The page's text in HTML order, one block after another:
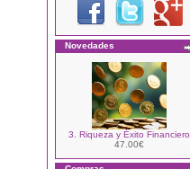
Novedades
3. Riqueza y Éxito Financiero
47.00€